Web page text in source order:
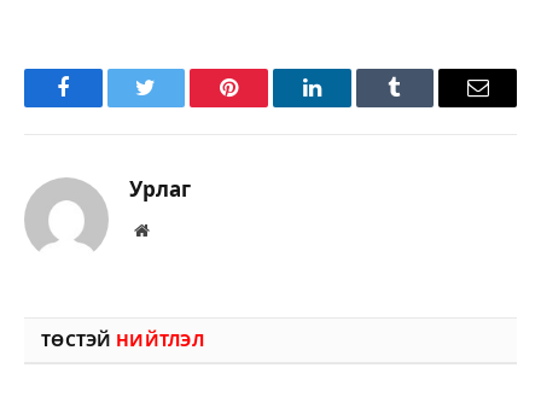
FacebookTwitter Pinterest LinkedInTumblr Имэйл
Урлаг
Вэбсайт
ТӨСТЭЙ НИЙТЛЭЛ